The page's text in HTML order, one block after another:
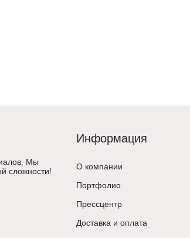
Мы
сложности!
Информация
О компании
Портфолио
Прессцентр
Доставка и оплата